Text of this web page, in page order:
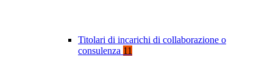
Titolari di incarichi di collaborazione o
consulenza 11